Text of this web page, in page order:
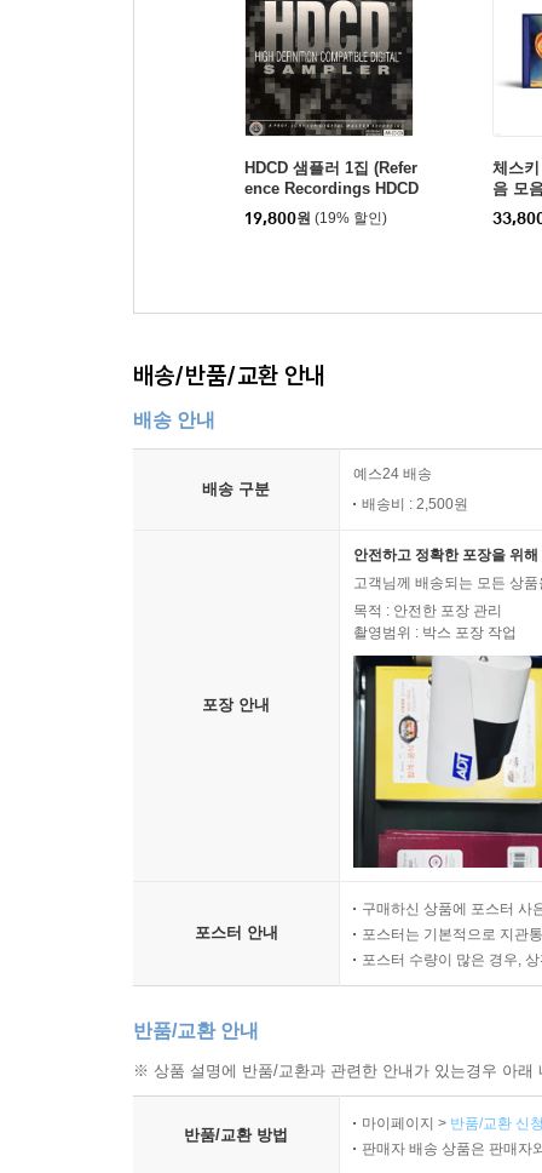
HDCD 샘플러 1집 (Refer
ence Recordings HDCD
Sampler 1)
19,800원 (19% 할인)
체스
음 모
배송/반품/교환 안내
배송 안내
배송 구분
예스24 배송
배송비 : 2,500원
포장 안내
안전하고 정확한 포장을 위
고객님께 배송되는 모든 상
목적 : 안전한 포장 관리
촬영범위 : 박스 포장 작업
포스터 안내
구매하신 상품에 포스터 사
포스터는 기본적으로 지관
포스터 수량이 많은 경우,
반품/교환 안내
※ 상품 설명에 반품/교환과 관련한 안내가 있는경우 아
반품/교환 방법
마이페이지 > 반품/교환 신
판매자 배송 상품은 판매자